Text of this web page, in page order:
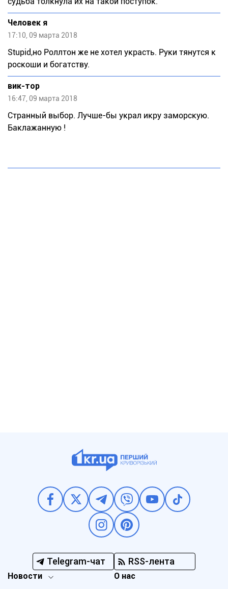
Человек я
17:10, 09 марта 2018
Stupid,но Роллтон же не хотел украсть. Руки тянутся к
роскоши и богатству.
вик-тор
16:47, 09 марта 2018
Странный выбор. Лучше-бы украл икру заморскую.
Баклажанную !
Telegram-чат RSS-лента
Новости О нас